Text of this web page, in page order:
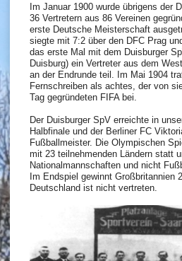
Im Januar 1900 wurde übrigens der
36 Vertretern aus 86 Vereinen
erste Deutsche Meisterschaft
siegte mit 7:2 über den DFC Prag
das erste Mal mit dem Duisburger
Duisburg) ein Vertreter aus dem
an der Endrunde teil. Im Mai 1904
Fernschreiben als achtes, der von
Tag gegründeten FIFA bei.
Der Duisburger SpV erreichte in
Halbfinale und der Berliner FC
Fußballmeister. Die Olympischen
mit 23 teilnehmenden Ländern statt
Nationalmannschaften und nicht
Im Endspiel gewinnt Großbritannien
Deutschland ist nicht vertreten.